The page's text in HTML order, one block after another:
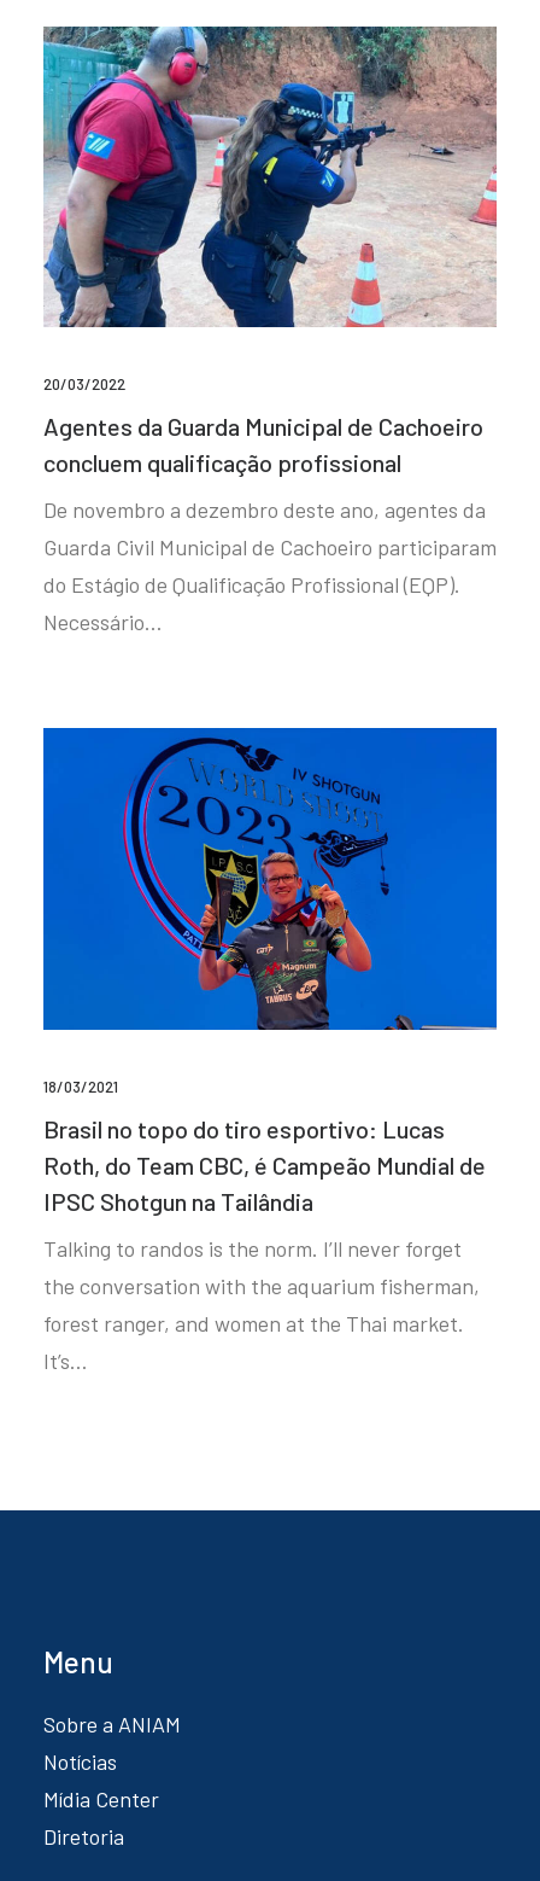
20/03/2022
Agentes da Guarda Municipal de Cachoeiro
concluem qualificação profissional
De novembro a dezembro deste ano, agentes da
Guarda Civil Municipal de Cachoeiro participaram
do Estágio de Qualificação Profissional (EQP).
Necessário…
18/03/2021
Brasil no topo do tiro esportivo: Lucas
Roth, do Team CBC, é Campeão Mundial de
IPSC Shotgun na Tailândia
Talking to randos is the norm. I’ll never forget
the conversation with the aquarium fisherman,
forest ranger, and women at the Thai market.
It’s…
Menu
Sobre a ANIAM
Notícias
Mídia Center
Diretoria